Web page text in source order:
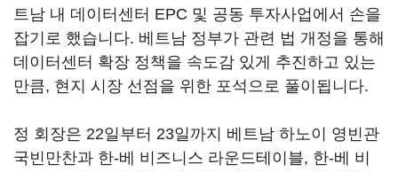
트남 내 데이터센터 EPC 및 공동 투자사업에서 손을
잡기로 했습니다. 베트남 정부가 관련 법 개정을 통해
데이터센터 확장 정책을 속도감 있게 추진하고 있는
만큼, 현지 시장 선점을 위한 포석으로 풀이됩니다.
정 회장은 22일부터 23일까지 베트남 하노이 영빈관
국빈만찬과 한-베 비즈니스 라운드테이블, 한-베 비